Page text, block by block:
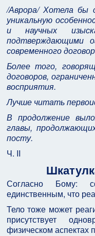
/Аврора/ Хотела бы
уникальную
и научных
подтверждающими
современного
Более того,
договоров,
восприятия.
Лучше читать
В продолжение
главы,
посту.
Ч. II
Согласно Бому:
единственным, что
Тело тоже может
присутствует
физическом аспектах